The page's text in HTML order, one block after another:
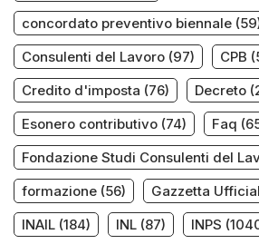
concordato preventivo biennale
Consulenti del Lavoro (97) CPB
Credito d'imposta (76) Decreto
Esonero contributivo (74) Faq
Fondazione Studi Consulenti del
formazione (56) Gazzetta
INAIL (184) INL (87) INPS